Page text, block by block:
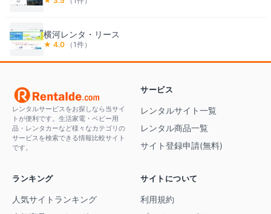
横河レンタ・リース
★ 4.0 （1件）
レンタルサービスをお探しなら当サイ
トが便利です。生活家電・ベビー用
品・レンタカーなど様々なカテゴリの
サービスを検索できる情報比較サイト
です。
サービス
レンタルサイト一覧
レンタル商品一覧
サイト登録申請(無料)
ランキング
人気サイトランキング
サイトについて
利用規約